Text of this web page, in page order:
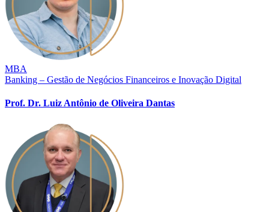
MBA
Banking – Gestão de Negócios Financeiros e Inovação Digital
Prof. Dr. Luiz Antônio de Oliveira Dantas